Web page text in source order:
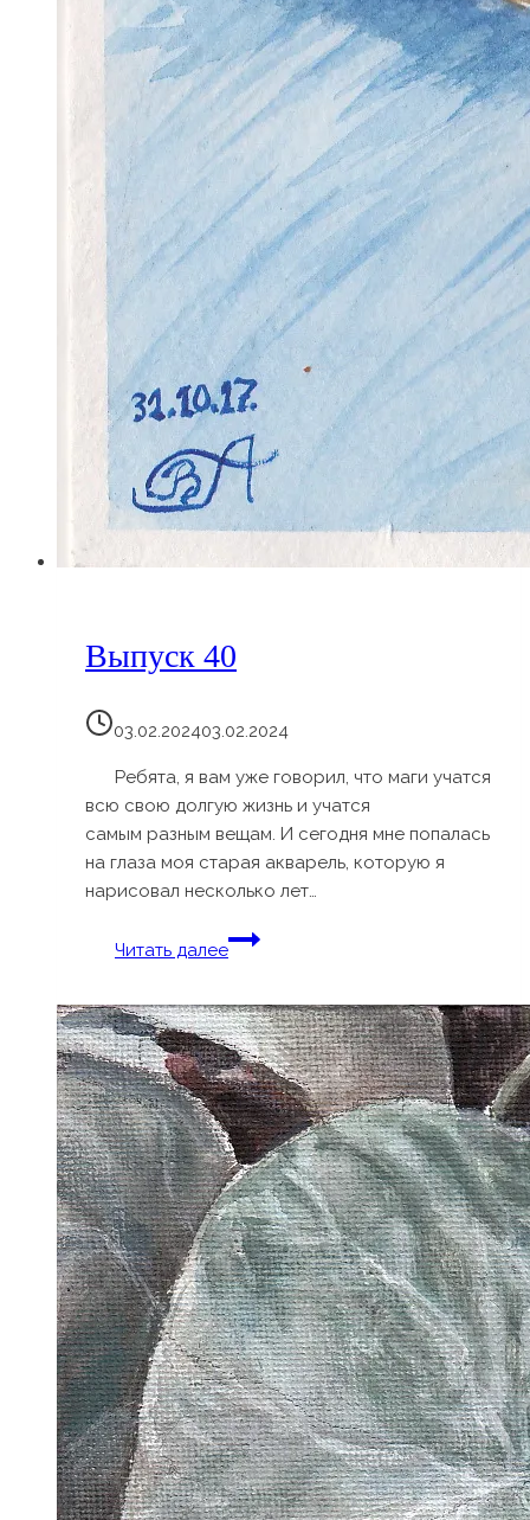
Выпуск 40
03.02.202403.02.2024
Ребята, я вам уже говорил, что маги учатся
всю свою долгую жизнь и учатся
самым разным вещам. И сегодня мне попалась
на глаза моя старая акварель, которую я
нарисовал несколько лет…
Читать далее
Выпуск
40